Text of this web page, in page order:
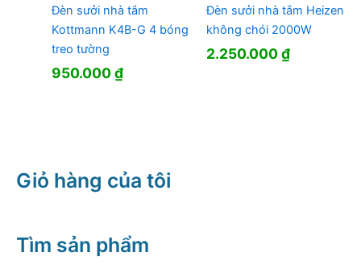
Đèn sưởi nhà tắm
Kottmann K4B-G 4 bóng
treo tường
950.000₫
Đèn sưởi nhà tắm Heizen
không chói 2000W
2.250.000₫
Giỏ hàng của tôi
Tìm sản phẩm